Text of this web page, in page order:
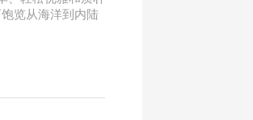
览从海洋到内陆